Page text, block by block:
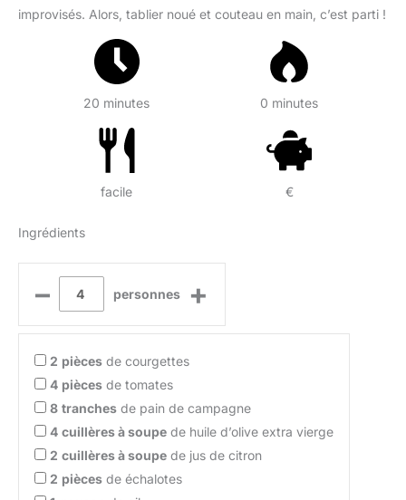
improvisés. Alors, tablier noué et couteau en main, c’est parti !
20 minutes 0 minutes
facile €
Ingrédients
– personnes +
2 pièces de courgettes
4 pièces de tomates
8 tranches de pain de campagne
4 cuillères à soupe de huile d’olive extra vierge
2 cuillères à soupe de jus de citron
2 pièces de échalotes